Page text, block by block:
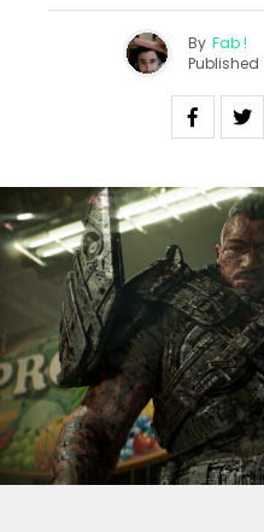
By Fab !
Published